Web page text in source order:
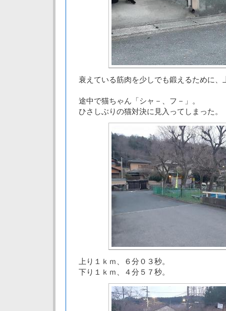
衰えている筋肉を少しでも鍛えるために、
途中で猫ちゃん「シャ－、フ－」。
ひさしぶりの猫対決に見入ってしまった。
上り１ｋｍ、６分０３秒。
下り１ｋｍ、４分５７秒。